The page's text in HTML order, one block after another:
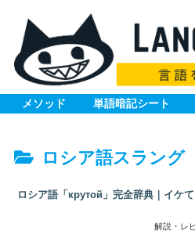
メソッド 単語暗記シート
ロシア語スラング
ロシア語「крутой」完全辞典｜イケ
解説・レ